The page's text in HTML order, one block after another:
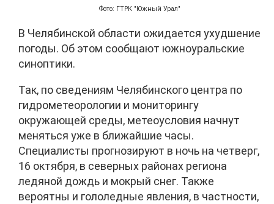
Фото: ГТРК "Южный Урал"
В Челябинской области ожидается ухудшение
погоды. Об этом сообщают южноуральские
синоптики.
Так, по сведениям Челябинского центра по
гидрометеорологии и мониторингу
окружающей среды, метеоусловия начнут
меняться уже в ближайшие часы.
Специалисты прогнозируют в ночь на четверг,
16 октября, в северных районах региона
ледяной дождь и мокрый снег. Также
вероятны и гололедные явления, в частности,